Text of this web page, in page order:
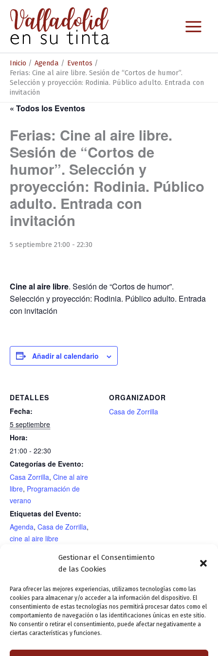
Gestionar el Consentimiento
de las Cookies
Para ofrecer las mejores experiencias, utilizamos tecnologías como las
cookies para almacenar y/o acceder a la información del dispositivo. El
consentimiento de estas tecnologías nos permitirá procesar datos como el
comportamiento de navegación o las identificaciones únicas en este sitio.
No consentir o retirar el consentimiento, puede afectar negativamente a
ciertas características y funciones.
contenido
Inicio Agenda
Eventos
Ferias: Cine al aire libre. Sesión de “Cortos de humor”.
Selección y proyección: Rodinia. Público adulto. Entrada con
invitación
« Todos los Eventos
Ferias: Cine al aire libre.
Sesión de “Cortos de
humor”. Selección y
proyección: Rodinia. Público
adulto. Entrada con
invitación
5 septiembre 21:00 - 22:30
Cine al aire libre. Sesión de “Cortos de humor”.
Selección y proyección: Rodinia. Público adulto. Entrada
con invitación
Añadir al calendario
DETALLES
Fecha:
5 septiembre
Hora:
21:00 - 22:30
Categorías de Evento:
Casa Zorrilla, Cine al aire
libre, Programación de
verano
Etiquetas del Evento:
Agenda, Casa de Zorrilla,
cine al aire libre
Casa de Zorrilla/Jardín romántico
ORGANIZADOR
Casa de Zorrilla
Proyección. “El libro de la
selva”. 1967. Dir.: Wolfgang
Reitherman. Presenta: Francisco
Ferias: Cine al aire libre. Sesión de
“Cortos de humor”. Selección y
proyección: Rodinia. Público adulto.